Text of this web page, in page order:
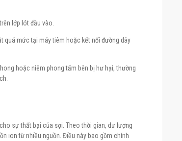
lớp lót đầu vào.
quá mức tại máy tiêm hoặc kết nối đường dây
hoặc niêm phong tấm bên bị hư hại, thường
sự thất bại của sợi. Theo thời gian, dư lượng
ion từ nhiều nguồn. Điều này bao gồm chính